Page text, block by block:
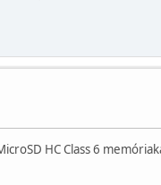
HC Class 6